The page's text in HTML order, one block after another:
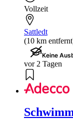
Vollzeit
Sattledt
(10 km
Keine
vor 2 Tagen